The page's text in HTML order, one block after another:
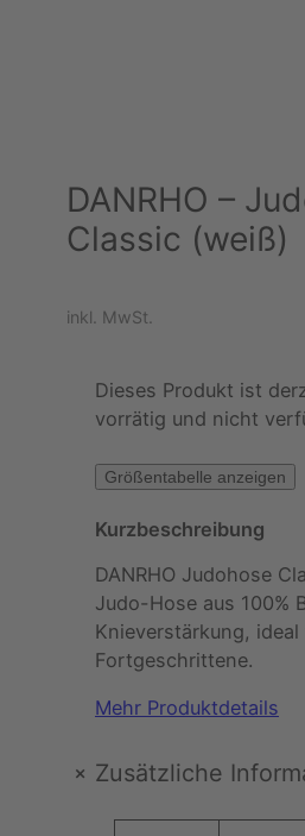
DANRHO –
Classic (weiß)
inkl. MwSt.
Dieses Produkt ist
vorrätig und nicht
Größentabelle anzeigen
Kurzbeschreibung
DANRHO Judohose
Judo-Hose aus 100%
Knieverstärkung, ideal
Fortgeschrittene.
Mehr Produktdetails
+Zusätzliche